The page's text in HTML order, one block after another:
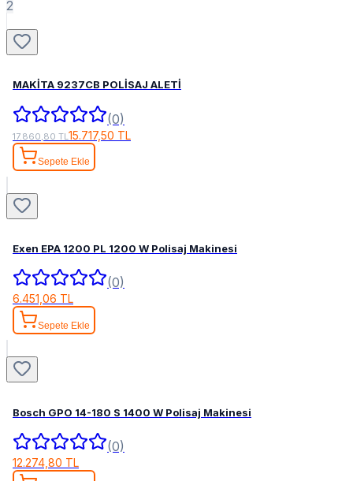
2
MAKİTA 9237CB POLİSAJ ALETİ
(0)
17.860,80 TL 15.717,50 TL
Sepete Ekle
Exen EPA 1200 PL 1200 W Polisaj Makinesi
(0)
6.451,06 TL
Sepete Ekle
Bosch GPO 14-180 S 1400 W Polisaj Makinesi
(0)
12.274,80 TL